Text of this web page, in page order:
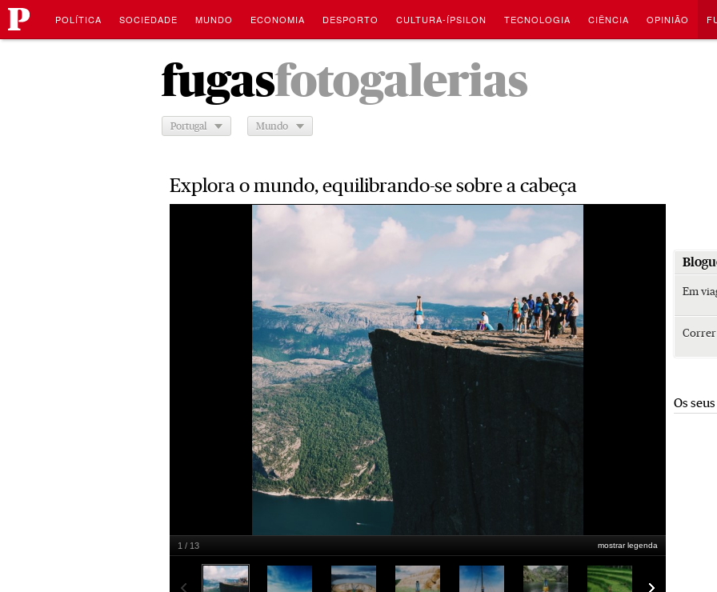
Público
Navegação
para
conteúdo
POLÍTICA SOCIEDADE MUNDO ECONOMIA DESPORTO CULTURA-ÍPSILON TECNOLOGIA CIÊNCIA OPINIÃO
fugasfotogalerias
Portugal Mundo
Explora o mundo, equilibrando-se sobre a cabeça
mostrar legenda
1 / 13
Em
Os